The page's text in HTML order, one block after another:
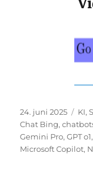
Publisert
24. juni 2025 KI,
Chat Bing,
Gemini Pro,GPT o1,
Microsoft Copilot,